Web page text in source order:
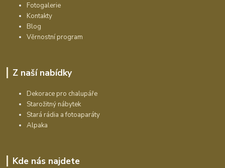
Fotogalerie
Kontakty
Blog
Věrnostní program
Z naší nabídky
Dekorace pro chalupáře
Starožitný nábytek
Stará rádia a fotoaparáty
Alpaka
Kde nás najdete